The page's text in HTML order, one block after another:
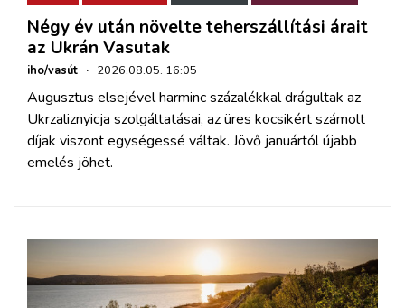
Négy év után növelte teherszállítási árait
az Ukrán Vasutak
iho/vasút · 2026.08.05. 16:05
Augusztus elsejével harminc százalékkal drágultak az
Ukrzaliznyicja szolgáltatásai, az üres kocsikért számolt
díjak viszont egységessé váltak. Jövő januártól újabb
emelés jöhet.